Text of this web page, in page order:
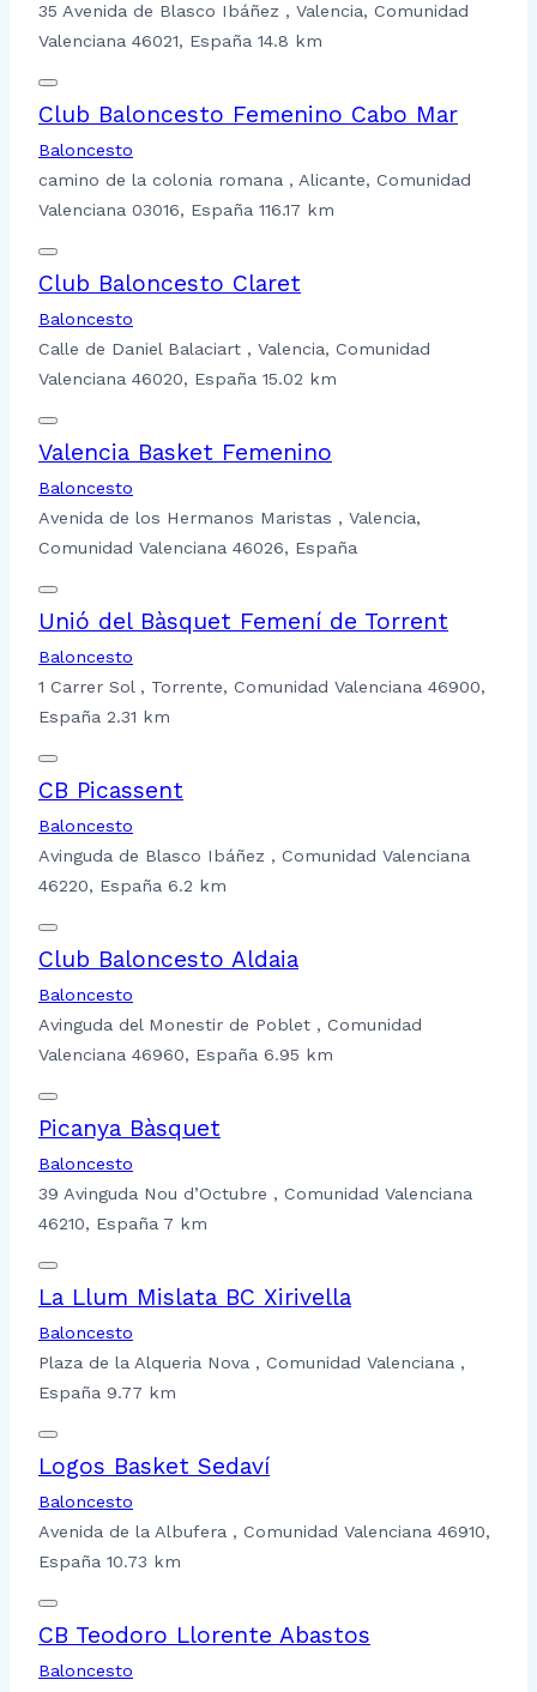
35 Avenida de Blasco Ibáñez , Valencia, Comunidad
Valenciana 46021, España 14.8 km
Club Baloncesto Femenino Cabo Mar
Baloncesto
camino de la colonia romana , Alicante, Comunidad
Valenciana 03016, España 116.17 km
Club Baloncesto Claret
Baloncesto
Calle de Daniel Balaciart , Valencia, Comunidad
Valenciana 46020, España 15.02 km
Valencia Basket Femenino
Baloncesto
Avenida de los Hermanos Maristas , Valencia,
Comunidad Valenciana 46026, España
Unió del Bàsquet Femení de Torrent
Baloncesto
1 Carrer Sol , Torrente, Comunidad Valenciana 46900,
España 2.31 km
CB Picassent
Baloncesto
Avinguda de Blasco Ibáñez , Comunidad Valenciana
46220, España 6.2 km
Club Baloncesto Aldaia
Baloncesto
Avinguda del Monestir de Poblet , Comunidad
Valenciana 46960, España 6.95 km
Picanya Bàsquet
Baloncesto
39 Avinguda Nou d’Octubre , Comunidad Valenciana
46210, España 7 km
La Llum Mislata BC Xirivella
Baloncesto
Plaza de la Alqueria Nova , Comunidad Valenciana ,
España 9.77 km
Logos Basket Sedaví
Baloncesto
Avenida de la Albufera , Comunidad Valenciana 46910,
España 10.73 km
CB Teodoro Llorente Abastos
Baloncesto